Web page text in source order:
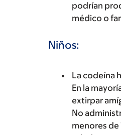
podrían
médico o
Niños:
La codeína
En la
extirpar
No
menores